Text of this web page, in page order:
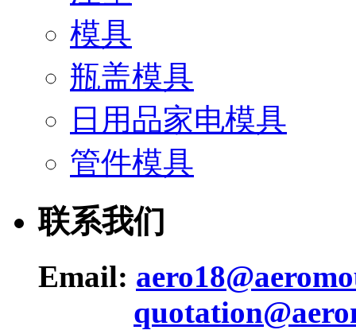
瓶盖模具
日用品家电模具
管件模具
联系我们
Email: